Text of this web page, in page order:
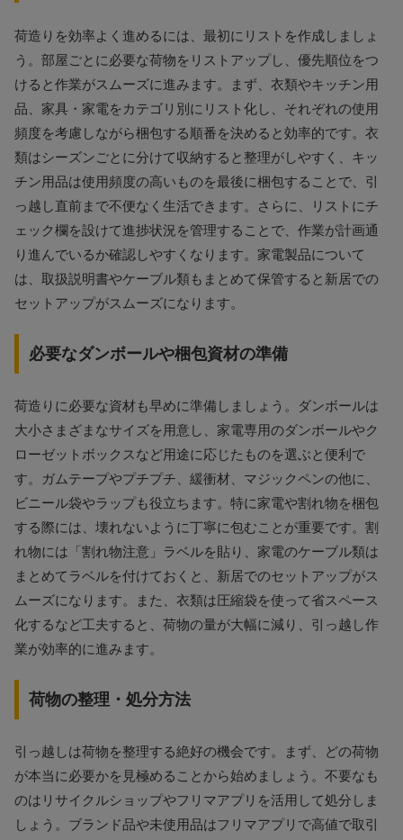
荷造りを効率よく進めるには、最初にリストを作成しましょ
う。部屋ごとに必要な荷物をリストアップし、優先順位をつ
けると作業がスムーズに進みます。まず、衣類やキッチン用
品、家具・家電をカテゴリ別にリスト化し、それぞれの使用
頻度を考慮しながら梱包する順番を決めると効率的です。衣
類はシーズンごとに分けて収納すると整理がしやすく、キッ
チン用品は使用頻度の高いものを最後に梱包することで、引
っ越し直前まで不便なく生活できます。さらに、リストにチ
ェック欄を設けて進捗状況を管理することで、作業が計画通
り進んでいるか確認しやすくなります。家電製品について
は、取扱説明書やケーブル類もまとめて保管すると新居での
セットアップがスムーズになります。
必要なダンボールや梱包資材の準備
荷造りに必要な資材も早めに準備しましょう。ダンボールは
大小さまざまなサイズを用意し、家電専用のダンボールやク
ローゼットボックスなど用途に応じたものを選ぶと便利で
す。ガムテープやプチプチ、緩衝材、マジックペンの他に、
ビニール袋やラップも役立ちます。特に家電や割れ物を梱包
する際には、壊れないように丁寧に包むことが重要です。割
れ物には「割れ物注意」ラベルを貼り、家電のケーブル類は
まとめてラベルを付けておくと、新居でのセットアップがス
ムーズになります。また、衣類は圧縮袋を使って省スペース
化するなど工夫すると、荷物の量が大幅に減り、引っ越し作
業が効率的に進みます。
荷物の整理・処分方法
引っ越しは荷物を整理する絶好の機会です。まず、どの荷物
が本当に必要かを見極めることから始めましょう。不要なも
のはリサイクルショップやフリマアプリを活用して処分しま
しょう。ブランド品や未使用品はフリマアプリで高値で取引